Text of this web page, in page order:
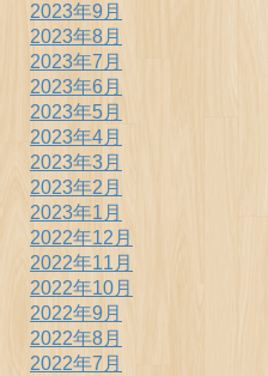
2023年9月
2023年8月
2023年7月
2023年6月
2023年5月
2023年4月
2023年3月
2023年2月
2023年1月
2022年12月
2022年11月
2022年10月
2022年9月
2022年8月
2022年7月